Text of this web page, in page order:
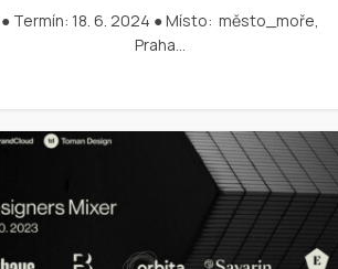
● Termín: 18. 6. 2024 ● Místo: město_moře,
Praha…